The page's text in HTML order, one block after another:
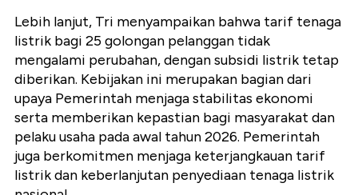
Lebih lanjut, Tri menyampaikan bahwa tarif tenaga
listrik bagi 25 golongan pelanggan tidak
mengalami perubahan, dengan subsidi listrik tetap
diberikan. Kebijakan ini merupakan bagian dari
upaya Pemerintah menjaga stabilitas ekonomi
serta memberikan kepastian bagi masyarakat dan
pelaku usaha pada awal tahun 2026. Pemerintah
juga berkomitmen menjaga keterjangkauan tarif
listrik dan keberlanjutan penyediaan tenaga listrik